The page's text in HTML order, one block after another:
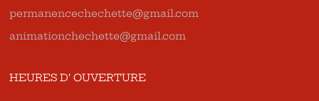
permanencechechette@gmail.com
animationchechette@gmail.com
HEURES D’ OUVERTURE